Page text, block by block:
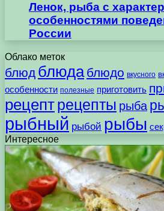
Ленок, рыба с
особенностями
России
Облако меток
блюд блюда блюдо вкусного
особенности полезные приготовить
рецептрецепты рыба
рыбный рыбой рыбы
Интересное